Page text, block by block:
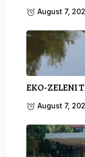
August 7,
EKO-ZELENI
August 7,